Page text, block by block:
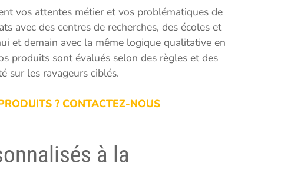
vos attentes métier et vos problématiques de
avec des centres de recherches, des écoles et
et demain avec la même logique qualitative en
produits sont évalués selon des règles et des
sur les ravageurs ciblés.
? CONTACTEZ-NOUS
à la